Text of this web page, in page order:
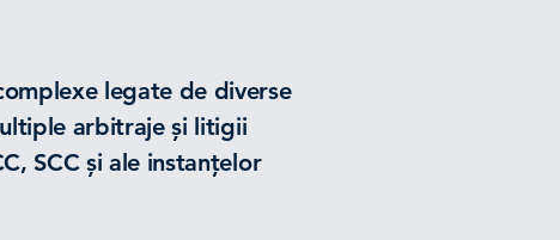
legate de diverse
arbitraje și litigii
SCC și ale instanțelor